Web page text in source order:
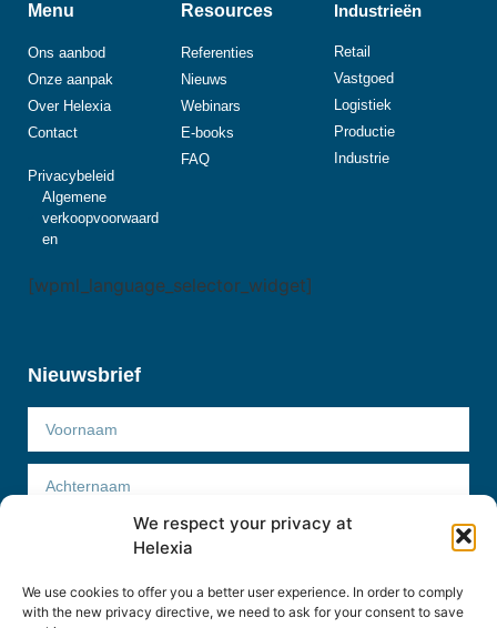
We respect your privacy at
Helexia
We use cookies to offer you a better user experience. In order to comply
with the new privacy directive, we need to ask for your consent to save
Menu
Ons aanbod
Onze aanpak
Over Helexia
Contact
Privacybeleid
Algemene
verkoopvoorwaard
en
[wpml_language_selector_widget]
Resources
Referenties
Nieuws
Webinars
E-books
FAQ
Industrieën
Retail
Vastgoed
Logistiek
Productie
Industrie
Nieuwsbrief
Abonneer